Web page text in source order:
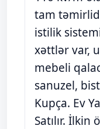
tam
istilik
xəttlər var,
mebeli
sanuzel,
Kupça. Ev
Satılır. İlkin